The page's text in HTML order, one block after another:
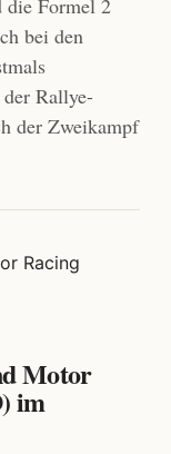
die Formel 2
bei den
Rallye-
der Zweikampf
Motor
im